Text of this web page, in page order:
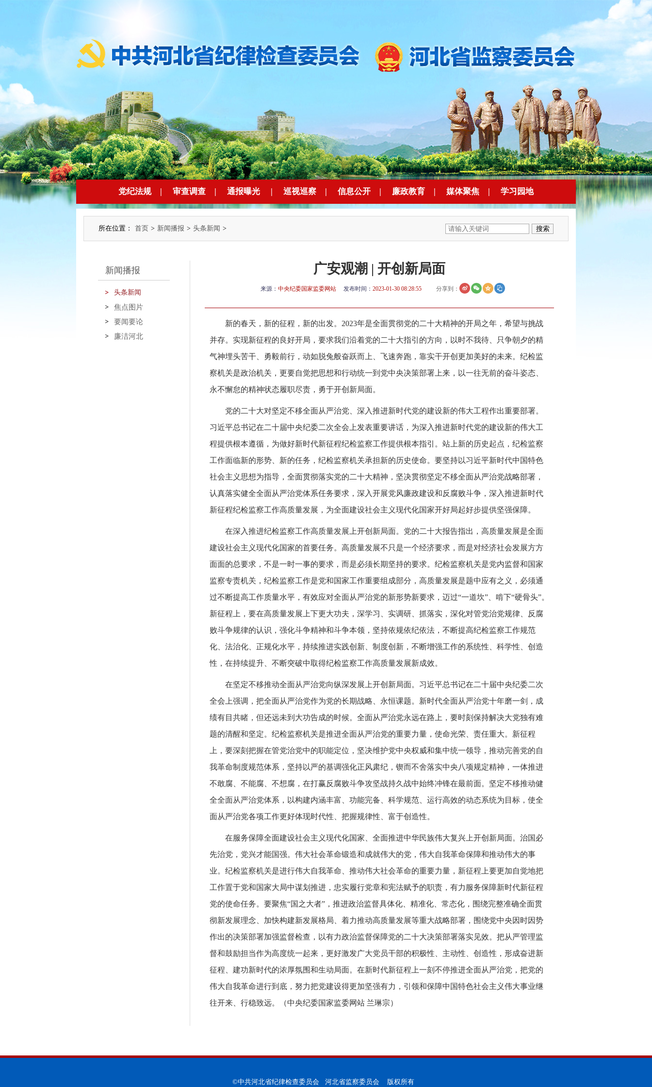
党纪法规 | 审查调查 | 通报曝光 | 巡视巡察 | 信息公开 | 廉政教育 | 媒体聚焦 | 学习园地
所在位置： 首页 > 新闻播报 > 头条新闻 >
新闻播报
头条新闻
焦点图片
要闻要论
廉洁河北
广安观潮 | 开创新局面
来源： 中央纪委国家监委网站 发布时间： 2023-01-30 08:28:55 分享到：
新的春天，新的征程，新的出发。2023年是全面贯彻党的二十大精神的开局之年，希望与挑战
并存。实现新征程的良好开局，要求我们沿着党的二十大指引的方向，以时不我待、只争朝夕的精
气神埋头苦干、勇毅前行，动如脱兔般奋跃而上、飞速奔跑，靠实干开创更加美好的未来。纪检监
察机关是政治机关，更要自觉把思想和行动统一到党中央决策部署上来，以一往无前的奋斗姿态、
永不懈怠的精神状态履职尽责，勇于开创新局面。
党的二十大对坚定不移全面从严治党、深入推进新时代党的建设新的伟大工程作出重要部署。
习近平总书记在二十届中央纪委二次全会上发表重要讲话，为深入推进新时代党的建设新的伟大工
程提供根本遵循，为做好新时代新征程纪检监察工作提供根本指引。站上新的历史起点，纪检监察
工作面临新的形势、新的任务，纪检监察机关承担新的历史使命。要坚持以习近平新时代中国特色
社会主义思想为指导，全面贯彻落实党的二十大精神，坚决贯彻坚定不移全面从严治党战略部署，
认真落实健全全面从严治党体系任务要求，深入开展党风廉政建设和反腐败斗争，深入推进新时代
新征程纪检监察工作高质量发展，为全面建设社会主义现代化国家开好局起好步提供坚强保障。
在深入推进纪检监察工作高质量发展上开创新局面。党的二十大报告指出，高质量发展是全面
建设社会主义现代化国家的首要任务。高质量发展不只是一个经济要求，而是对经济社会发展方方
面面的总要求，不是一时一事的要求，而是必须长期坚持的要求。纪检监察机关是党内监督和国家
监察专责机关，纪检监察工作是党和国家工作重要组成部分，高质量发展是题中应有之义，必须通
过不断提高工作质量水平，有效应对全面从严治党的新形势新要求，迈过“一道坎”、啃下“硬骨头”。
新征程上，要在高质量发展上下更大功夫，深学习、实调研、抓落实，深化对管党治党规律、反腐
败斗争规律的认识，强化斗争精神和斗争本领，坚持依规依纪依法，不断提高纪检监察工作规范
化、法治化、正规化水平，持续推进实践创新、制度创新，不断增强工作的系统性、科学性、创造
性，在持续提升、不断突破中取得纪检监察工作高质量发展新成效。
在坚定不移推动全面从严治党向纵深发展上开创新局面。习近平总书记在二十届中央纪委二次
全会上强调，把全面从严治党作为党的长期战略、永恒课题。新时代全面从严治党十年磨一剑，成
绩有目共睹，但还远未到大功告成的时候。全面从严治党永远在路上，要时刻保持解决大党独有难
题的清醒和坚定。纪检监察机关是推进全面从严治党的重要力量，使命光荣、责任重大。新征程
上，要深刻把握在管党治党中的职能定位，坚决维护党中央权威和集中统一领导，推动完善党的自
我革命制度规范体系，坚持以严的基调强化正风肃纪，锲而不舍落实中央八项规定精神，一体推进
不敢腐、不能腐、不想腐，在打赢反腐败斗争攻坚战持久战中始终冲锋在最前面。坚定不移推动健
全全面从严治党体系，以构建内涵丰富、功能完备、科学规范、运行高效的动态系统为目标，使全
面从严治党各项工作更好体现时代性、把握规律性、富于创造性。
在服务保障全面建设社会主义现代化国家、全面推进中华民族伟大复兴上开创新局面。治国必
先治党，党兴才能国强。伟大社会革命锻造和成就伟大的党，伟大自我革命保障和推动伟大的事
业。纪检监察机关是进行伟大自我革命、推动伟大社会革命的重要力量，新征程上要更加自觉地把
工作置于党和国家大局中谋划推进，忠实履行党章和宪法赋予的职责，有力服务保障新时代新征程
党的使命任务。要聚焦“国之大者”，推进政治监督具体化、精准化、常态化，围绕完整准确全面贯
彻新发展理念、加快构建新发展格局、着力推动高质量发展等重大战略部署，围绕党中央因时因势
作出的决策部署加强监督检查，以有力政治监督保障党的二十大决策部署落实见效。把从严管理监
督和鼓励担当作为高度统一起来，更好激发广大党员干部的积极性、主动性、创造性，形成奋进新
征程、建功新时代的浓厚氛围和生动局面。在新时代新征程上一刻不停推进全面从严治党，把党的
伟大自我革命进行到底，努力把党建设得更加坚强有力，引领和保障中国特色社会主义伟大事业继
往开来、行稳致远。（中央纪委国家监委网站 兰琳宗）
©中共河北省纪律检查委员会 河北省监察委员会 版权所有